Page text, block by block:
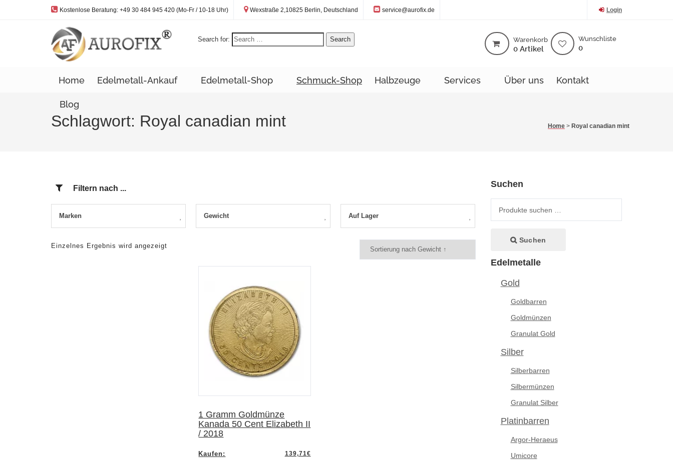
Telefon:
Kostenlose Beratung: +49 30 484 945 420 (Mo-Fr / 10-18 Uhr) Standort:
Wexstraße 2,10825 Berlin, Deutschland E-Mail:
service@aurofix.de Login
Search for: Search Warenkorb
0 Artikel
Wunschliste
0
Home Edelmetall-Ankauf Edelmetall-Shop Schmuck-Shop Halbzeuge Services Über uns Kontakt
Blog
Schlagwort: Royal canadian mint Home > Royal canadian mint
Filtern nach ...
Marken Gewicht Auf Lager
Einzelnes Ergebnis wird angezeigt
1 Gramm Goldmünze
Kanada 50 Cent Elizabeth II
/ 2018
Kaufen: 139,71€
Suchen
Suchen
Edelmetalle
Gold
Goldbarren
Goldmünzen
Granulat Gold
Silber
Silberbarren
Silbermünzen
Granulat Silber
Platinbarren
Argor-Heraeus
Umicore